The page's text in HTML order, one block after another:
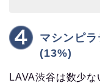
マシンピ
(13%)
LAVA渋谷は数少な